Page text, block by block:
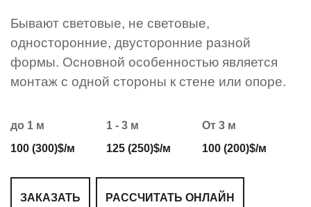
Бывают световые, не световые,
односторонние, двусторонние разной
формы. Основной особенностью является
монтаж с одной стороны к стене или опоре.
до 1 м
100 (300)$/м
1 - 3 м
125 (250)$/м
От 3 м
100 (200)$/м
ЗАКАЗАТЬ РАССЧИТАТЬ ОНЛАЙН